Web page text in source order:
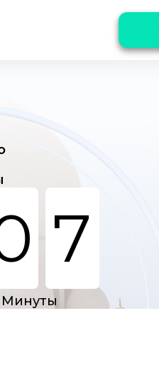
7
Минуты